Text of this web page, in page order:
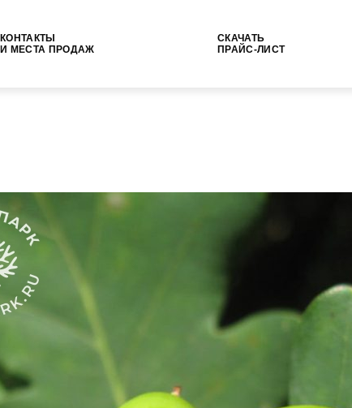
КОНТАКТЫ
И МЕСТА ПРОДАЖ
СКАЧАТЬ
ПРАЙС-ЛИСТ